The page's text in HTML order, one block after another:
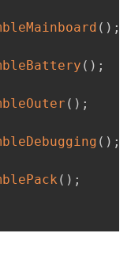
( ) ;
( ) ;
( ) ;
( ) ;
( ) ;